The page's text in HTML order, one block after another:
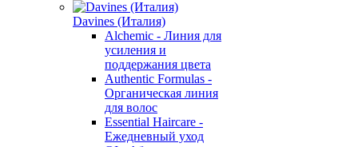
Davines (Италия)
Alchemic - Линия для
усиления и
поддержания цвета
Authentic Formulas -
Органическая линия
для волос
Essential Haircare -
Eжедневный уход